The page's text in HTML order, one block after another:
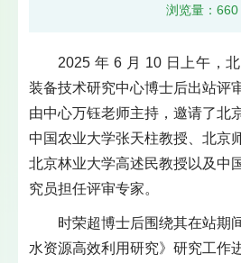
浏览量： 660
2025 年 6 月 10 日上午，
装备技术研究中心博士后出站评
由中心万钰老师主持，邀请了北
中国农业大学张天柱教授、北京
北京林业大学高述民教授以及中
究员担任评审专家。
时荣超博士后围绕其在站期
水资源高效利用研究》研究工作